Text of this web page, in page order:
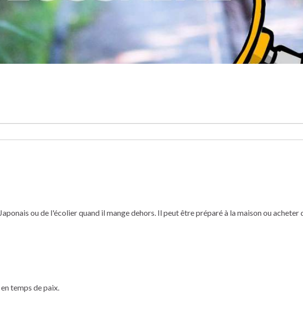
ou de l'écolier quand il mange dehors. Il peut être préparé à la maison ou acheter
temps de paix.